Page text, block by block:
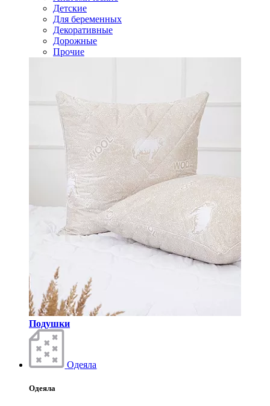
Детские
Для беременных
Декоративные
Дорожные
Прочие
Подушки
Одеяла
Одеяла